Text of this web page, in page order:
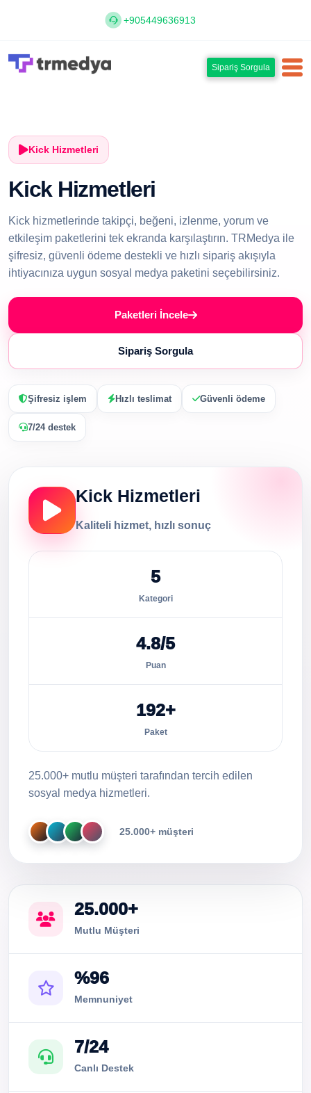
+905449636913
Sipariş Sorgula
Kick Hizmetleri
Kick Hizmetleri
Kick hizmetlerinde takipçi, beğeni, izlenme, yorum ve
etkileşim paketlerini tek ekranda karşılaştırın. TRMedya ile
şifresiz, güvenli ödeme destekli ve hızlı sipariş akışıyla
ihtiyacınıza uygun sosyal medya paketini seçebilirsiniz.
Paketleri İncele
Sipariş Sorgula
Şifresiz işlem Hızlı teslimat Güvenli ödeme
7/24 destek
Kick Hizmetleri
Kaliteli hizmet, hızlı sonuç
5
Kategori
4.8/5
Puan
192+
Paket
25.000+ mutlu müşteri tarafından tercih edilen
sosyal medya hizmetleri.
25.000+ müşteri
25.000+
Mutlu Müşteri
%96
Memnuniyet
7/24
Canlı Destek